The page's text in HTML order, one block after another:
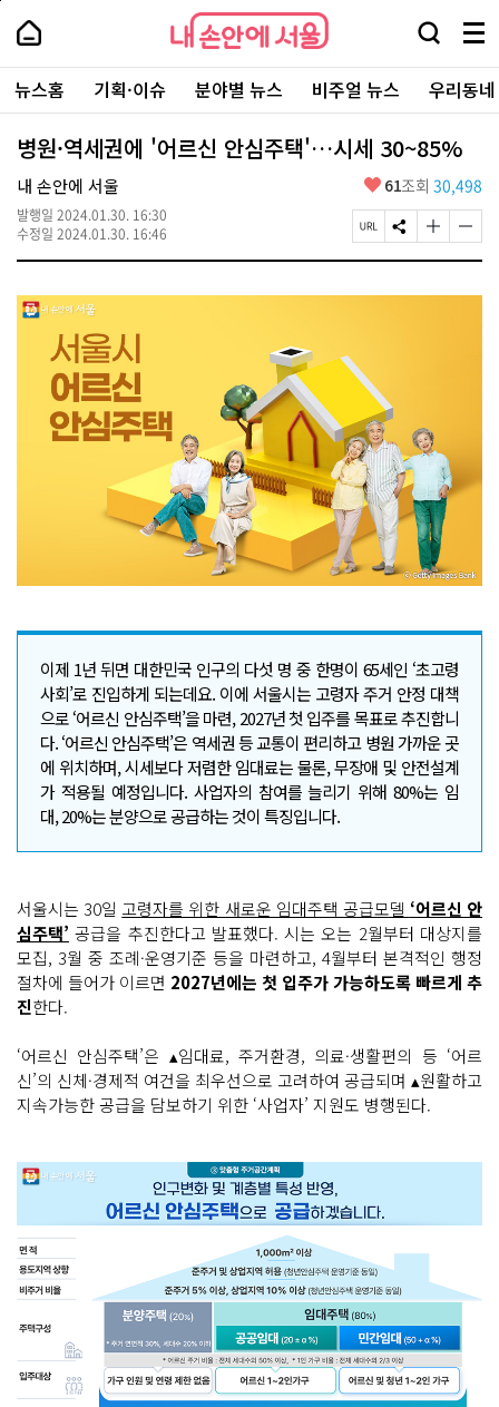
본
로
가
내
손
안
에
서
울
-
서
울
시
대
표
소
포
털
내
손
에
울
검
창
열
기
메
뉴
전
체
보
주
요
서
뉴스홈 기획·이슈 분야별 뉴스 비주얼 뉴스 우리동
병원·역세권에 '어르신 안심주택'…시세 30~85%
내 손안에 서울
발행일 2024.01.30. 16:30
수정일 2024.01.30. 16:46
좋
요
61조회 30,498
페
이
U
S
N
공
글
자
기
글
자
기
이제 1년 뒤면 대한민국 인구의 다섯 명 중 한명이 65세인 ‘초고령
사회’로 진입하게 되는데요. 이에 서울시는 고령자 주거 안정 대책
으로 ‘어르신 안심주택’을 마련, 2027년 첫 입주를 목표로 추진합니
다. ‘어르신 안심주택’은 역세권 등 교통이 편리하고 병원 가까운 곳
에 위치하며, 시세보다 저렴한 임대료는 물론, 무장애 및 안전설계
가 적용될 예정입니다. 사업자의 참여를 늘리기 위해 80%는 임
대, 20%는 분양으로 공급하는 것이 특징입니다.
서울시는 30일 고령자를 위한 새로운 임대주택 공급모델 ‘어르신 안
심주택’ 공급을 추진한다고 발표했다. 시는 오는 2월부터 대상지를
모집, 3월 중 조례·운영기준 등을 마련하고, 4월부터 본격적인 행정
절차에 들어가 이르면 2027년에는 첫 입주가 가능하도록 빠르게 추
진한다.
‘어르신 안심주택’은 ▴임대료, 주거환경, 의료·생활편의 등 ‘어르
신’의 신체·경제적 여건을 최우선으로 고려하여 공급되며 ▴원활하고
지속가능한 공급을 담보하기 위한 ‘사업자’ 지원도 병행된다.
페
상
단
로